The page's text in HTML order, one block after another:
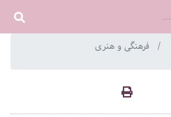
فرهنگی و هنری